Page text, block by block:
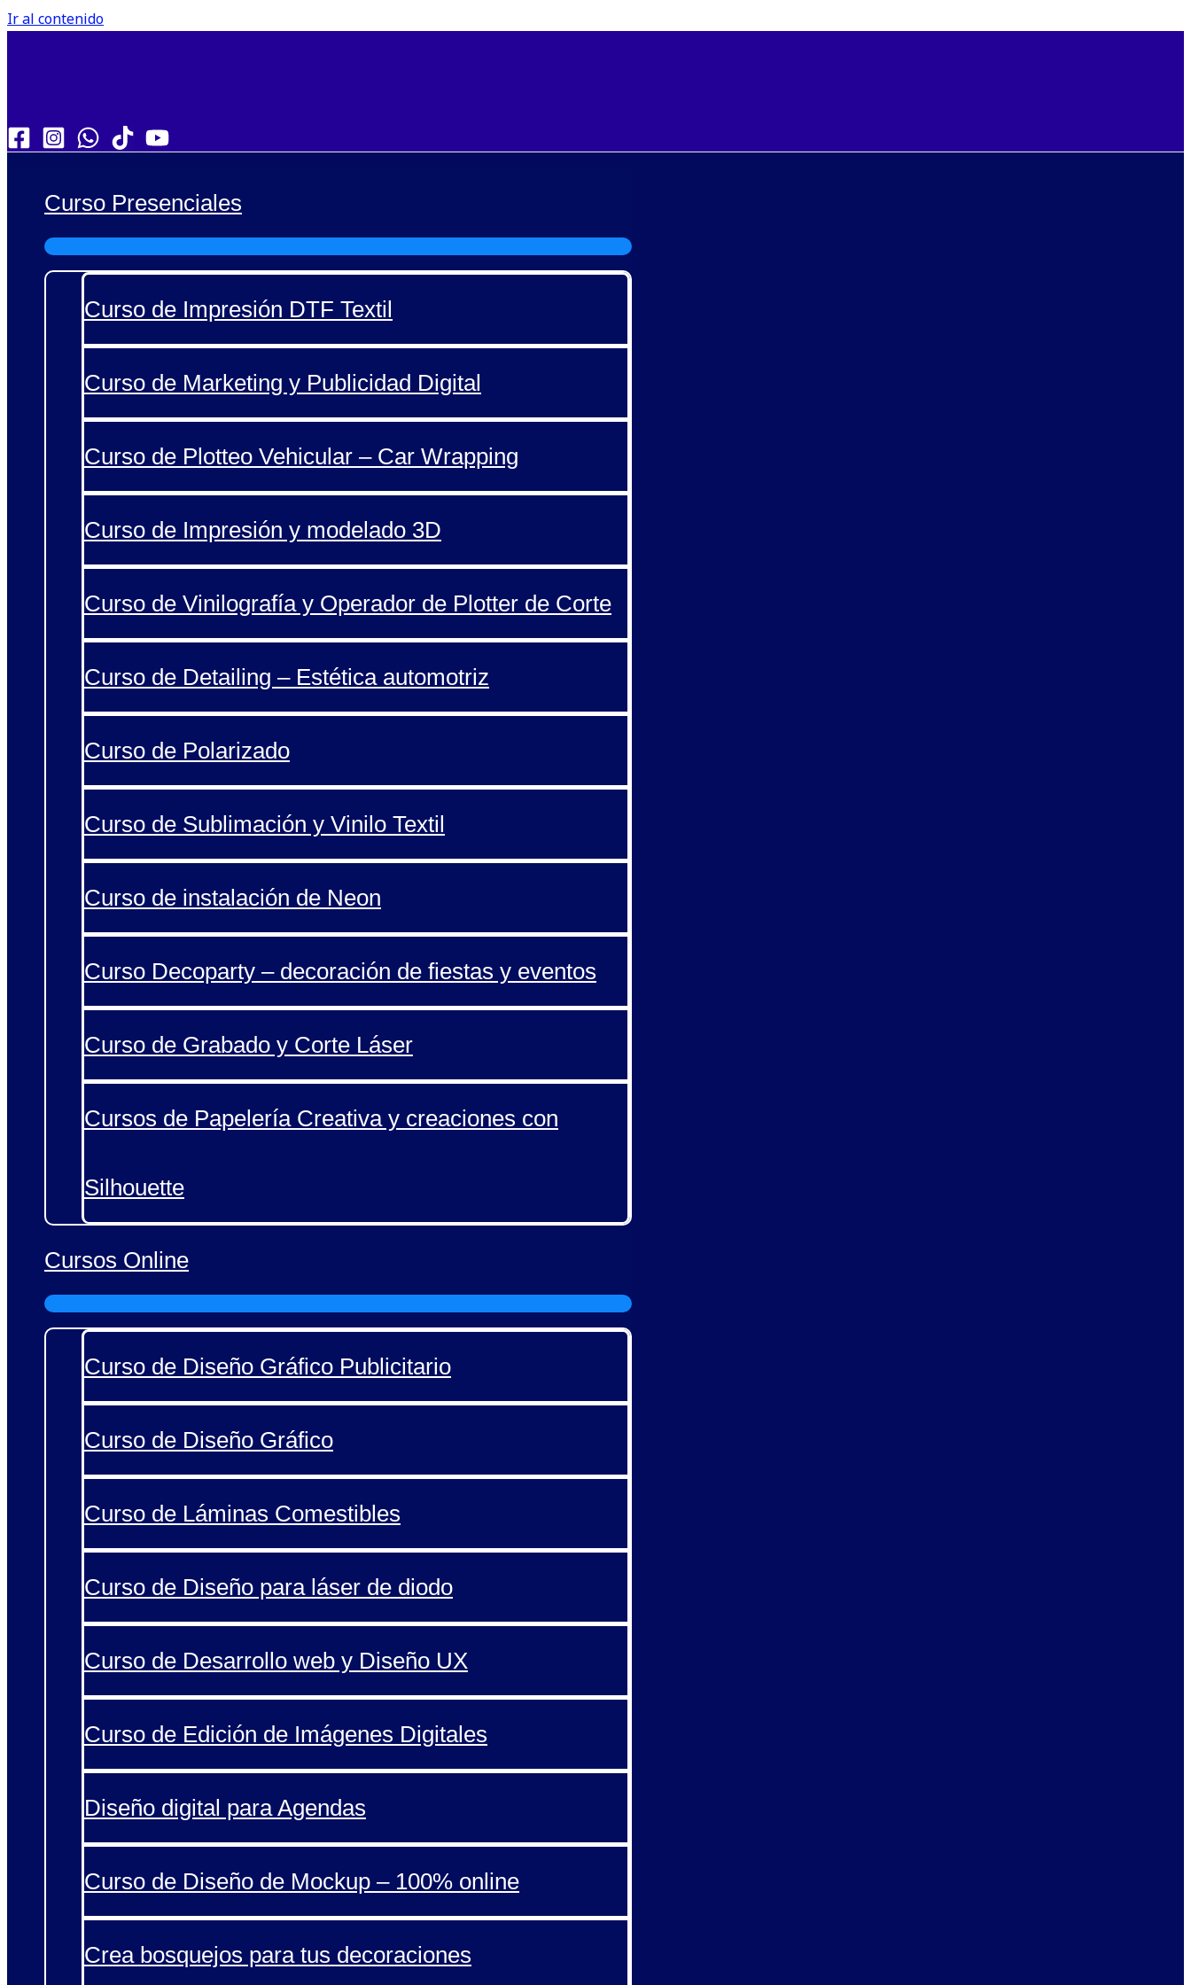
Ir al contenido
Curso Presenciales
Curso de Impresión DTF Textil
Curso de Marketing y Publicidad Digital
Curso de Plotteo Vehicular – Car Wrapping
Curso de Impresión y modelado 3D
Curso de Vinilografía y Operador de Plotter de Corte
Curso de Detailing – Estética automotriz
Curso de Polarizado
Curso de Sublimación y Vinilo Textil
Curso de instalación de Neon
Curso Decoparty – decoración de fiestas y eventos
Curso de Grabado y Corte Láser
Cursos de Papelería Creativa y creaciones con
Silhouette
Cursos Online
Curso de Diseño Gráfico Publicitario
Curso de Diseño Gráfico
Curso de Láminas Comestibles
Curso de Diseño para láser de diodo
Curso de Desarrollo web y Diseño UX
Curso de Edición de Imágenes Digitales
Diseño digital para Agendas
Curso de Diseño de Mockup – 100% online
Crea bosquejos para tus decoraciones